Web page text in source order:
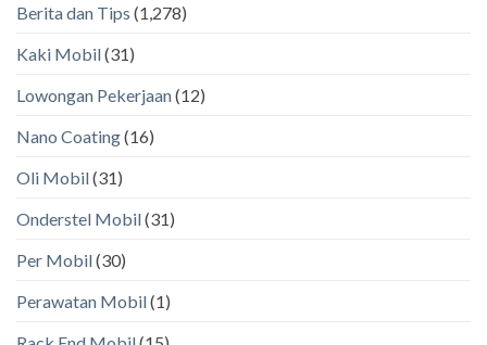
Berita dan Tips (1,278)
Kaki Mobil(31)
Lowongan Pekerjaan(12)
Nano Coating(16)
Oli Mobil(31)
Onderstel Mobil(31)
Per Mobil(30)
Perawatan Mobil(1)